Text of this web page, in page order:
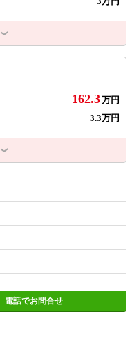
162.3万円
3.3万円
電話でお問合せ